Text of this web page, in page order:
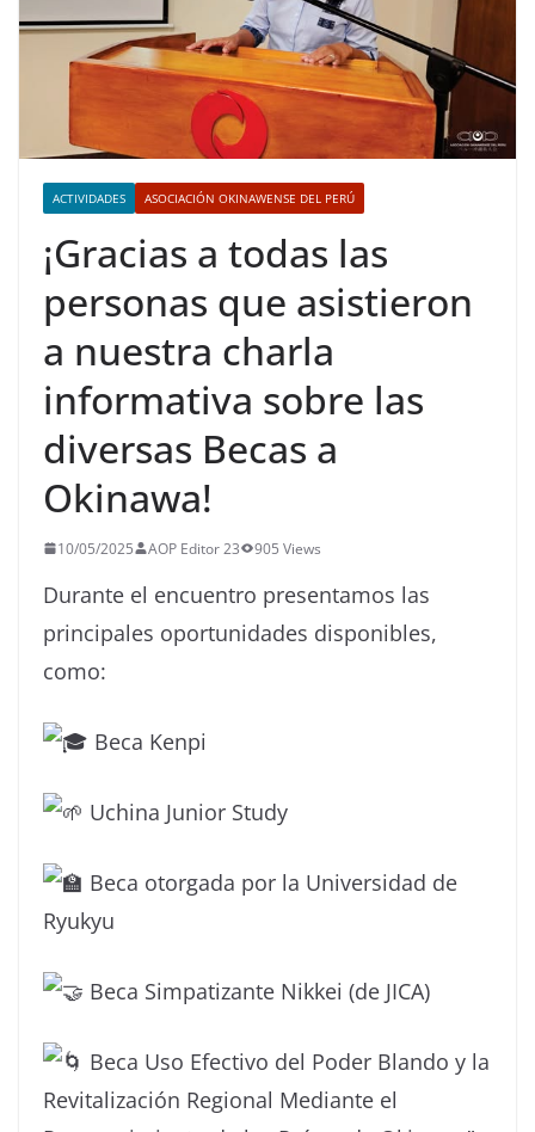
ACTIVIDADES ASOCIACIÓN OKINAWENSE DEL PERÚ
¡Gracias a todas las
personas que asistieron
a nuestra charla
informativa sobre las
diversas Becas a
Okinawa!
10/05/2025 AOP Editor 23 905 Views
Durante el encuentro presentamos las
principales oportunidades disponibles,
como:
Beca Kenpi
Uchina Junior Study
Beca otorgada por la Universidad de
Ryukyu
Beca Simpatizante Nikkei (de JICA)
Beca Uso Efectivo del Poder Blando y la
Revitalización Regional Mediante el